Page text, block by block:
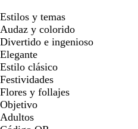
Estilos y temas
Audaz y colorido
Divertido e ingenioso
Elegante
Estilo clásico
Festividades
Flores y follajes
Objetivo
Adultos